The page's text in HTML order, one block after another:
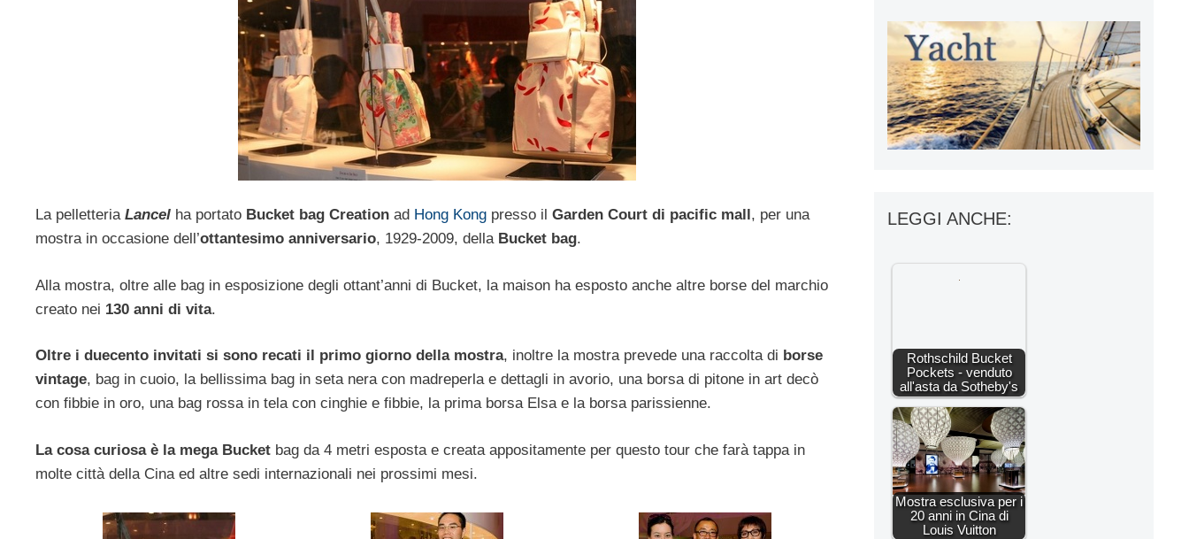
La pelletteria Lancel ha portato Bucket bag Creation ad Hong Kong presso il Garden Court di pacific mall, per una
mostra in occasione dell’ottantesimo anniversario, 1929-2009, della Bucket bag.
Alla mostra, oltre alle bag in esposizione degli ottant’anni di Bucket, la maison ha esposto anche altre borse del marchio
creato nei 130 anni di vita.
Oltre i duecento invitati si sono recati il primo giorno della mostra, inoltre la mostra prevede una raccolta di borse
vintage, bag in cuoio, la bellissima bag in seta nera con madreperla e dettagli in avorio, una borsa di pitone in art decò
con fibbie in oro, una bag rossa in tela con cinghie e fibbie, la prima borsa Elsa e la borsa parissienne.
La cosa curiosa è la mega Bucket bag da 4 metri esposta e creata appositamente per questo tour che farà tappa in
molte città della Cina ed altre sedi internazionali nei prossimi mesi.
LEGGI ANCHE:
Rothschild Bucket
Pockets - venduto
all'asta da Sotheby's
Mostra esclusiva per i
20 anni in Cina di
Louis Vuitton